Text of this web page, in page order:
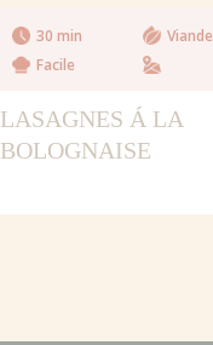
30 min
Viande
Facile
LASAGNES Á LA
BOLOGNAISE